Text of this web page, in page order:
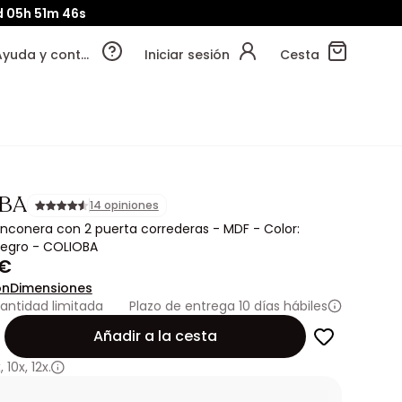
05h 51m 45s
Ayuda y contacto Iniciar sesión Cesta
14 opiniones
con 2 puerta correderas - MDF - Color:
- COLIOBA
Dimensiones
limitada
Plazo de entrega 10 días hábiles
Añadir a la cesta
, 10x, 12x.